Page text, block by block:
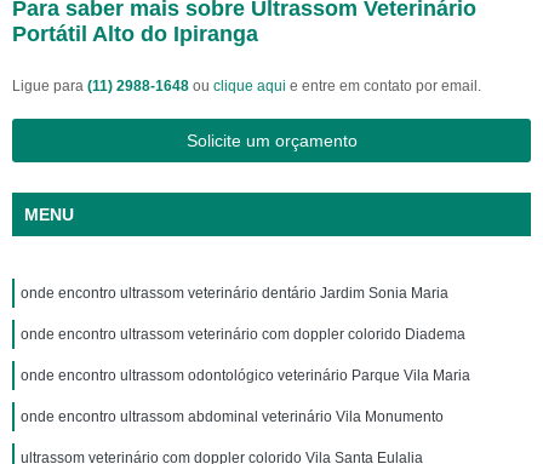
Para saber mais sobre Ultrassom Veterinário
Portátil Alto do Ipiranga
Ligue para (11) 2988-1648 ou clique aqui e entre em contato por email.
Solicite um orçamento
MENU
onde encontro ultrassom veterinário dentário Jardim Sonia Maria
onde encontro ultrassom veterinário com doppler colorido Diadema
onde encontro ultrassom odontológico veterinário Parque Vila Maria
onde encontro ultrassom abdominal veterinário Vila Monumento
ultrassom veterinário com doppler colorido Vila Santa Eulalia